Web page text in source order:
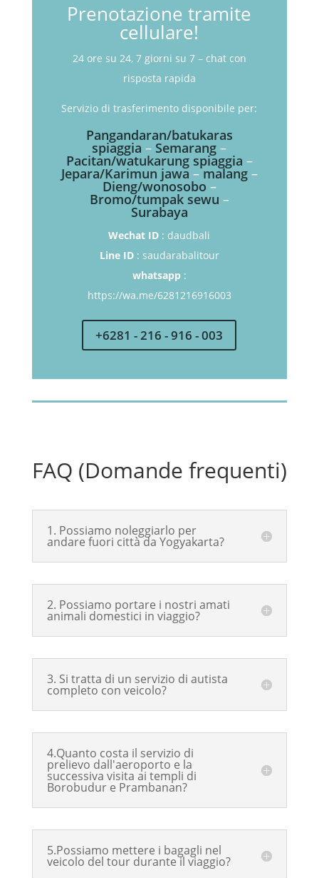
Prenotazione tramite
cellulare!
24 ore su 24, 7 giorni su 7 – chat con
risposta rapida
Servizio di trasferimento disponibile per:
Pangandaran/batukaras
spiaggia – Semarang –
Pacitan/watukarung spiaggia –
Jepara/Karimun jawa –malang–
Dieng/wonosobo –
Bromo/tumpak sewu –
Surabaya
Wechat ID : daudbali
Line ID: saudarabalitour
whatsapp:
https://wa.me/6281216916003
+6281 - 216 - 916 - 003
FAQ (Domande frequenti)
1. Possiamo noleggiarlo per
andare fuori città da Yogyakarta?
2. Possiamo portare i nostri amati
animali domestici in viaggio?
3. Si tratta di un servizio di autista
completo con veicolo?
4.Quanto costa il servizio di
prelievo dall'aeroporto e la
successiva visita ai templi di
Borobudur e Prambanan?
5.Possiamo mettere i bagagli nel
veicolo del tour durante il viaggio?